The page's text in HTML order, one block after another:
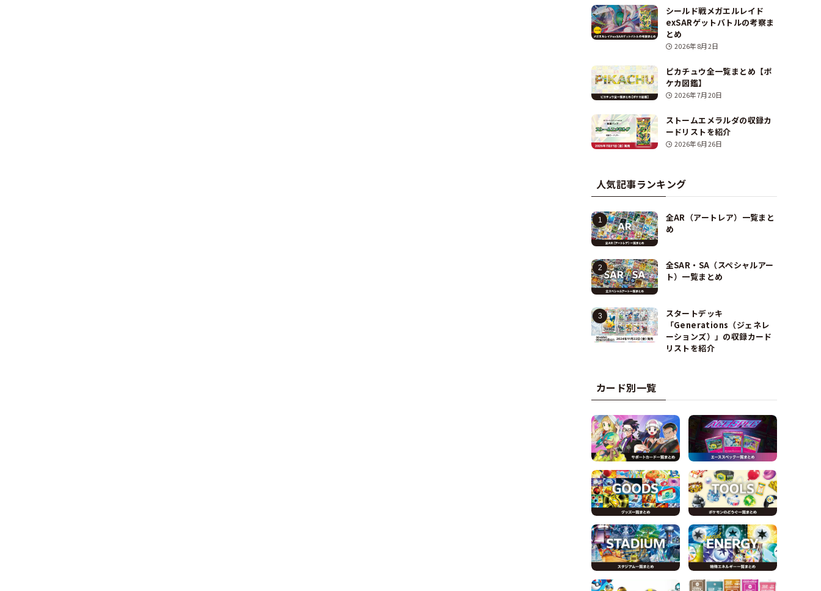
シールド戦メガエルレイド
exSARゲットバトルの考察ま
とめ
2026年8月2日
ピカチュウ全一覧まとめ【ポ
ケカ図鑑】
2026年7月20日
ストームエメラルダの収録カ
ードリストを紹介
2026年6月26日
人気記事ランキング
全AR（アートレア）一覧まと
め
全SAR・SA（スペシャルアー
ト）一覧まとめ
スタートデッキ
「Generations（ジェネレ
ーションズ）」の収録カード
リストを紹介
カード別一覧